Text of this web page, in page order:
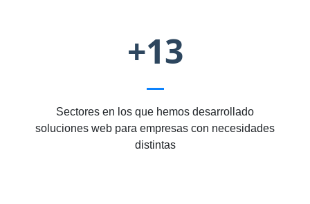
+13
Sectores en los que hemos desarrollado
soluciones web para empresas con necesidades
distintas